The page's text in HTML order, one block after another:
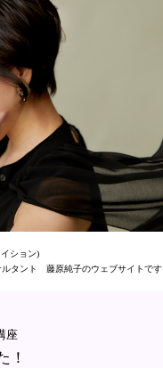
イション)
ルタント 藤原純子のウェブサイトです
座
！